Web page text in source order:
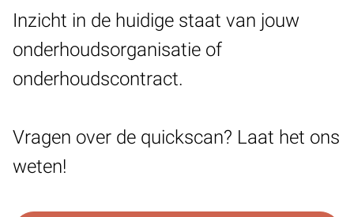
Inzicht in de huidige staat van jouw
onderhoudsorganisatie of
onderhoudscontract.
Vragen over de quickscan? Laat het ons
weten!